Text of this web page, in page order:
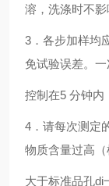
溶，洗涤时不影
3．各步加样均
免试验误差。
控制在5 分钟内
4．请每次测定
物质含量过高
大于标准品孔di